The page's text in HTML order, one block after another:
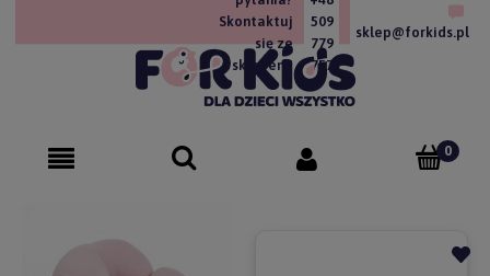
Skontaktuj
się ze
sklepem!
509
779
757
sklep@forkids.pl